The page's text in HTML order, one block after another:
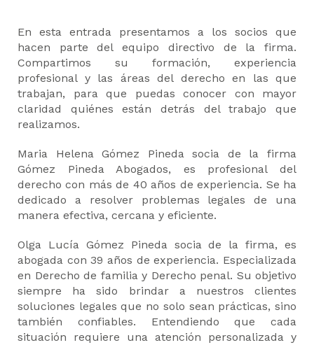
En esta entrada presentamos a los socios que
hacen parte del equipo directivo de la firma.
Compartimos su formación, experiencia
profesional y las áreas del derecho en las que
trabajan, para que puedas conocer con mayor
claridad quiénes están detrás del trabajo que
realizamos.
Maria Helena Gómez Pineda socia de la firma
Gómez Pineda Abogados, es profesional del
derecho con más de 40 años de experiencia. Se ha
dedicado a resolver problemas legales de una
manera efectiva, cercana y eficiente.
Olga Lucía Gómez Pineda socia de la firma, es
abogada con 39 años de experiencia. Especializada
en Derecho de familia y Derecho penal. Su objetivo
siempre ha sido brindar a nuestros clientes
soluciones legales que no solo sean prácticas, sino
también confiables. Entendiendo que cada
situación requiere una atención personalizada y